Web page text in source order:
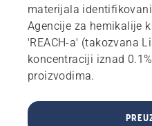
materijala
Agencije za hemikalije
'REACH-a' (takozvana
koncentraciji iznad
proizvodima.